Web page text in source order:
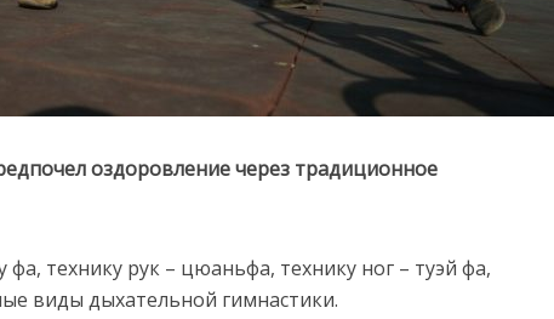
оздоровление через традиционное
технику рук – цюаньфа, технику ног – туэй фа,
виды дыхательной гимнастики.